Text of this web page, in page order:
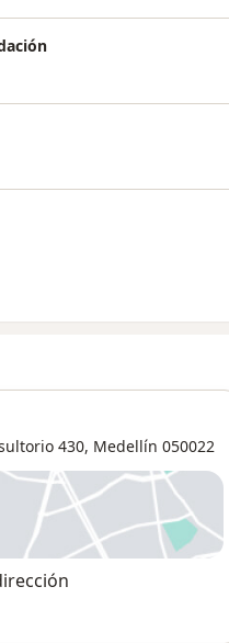
430, Medellín 050022
nueva pestaña